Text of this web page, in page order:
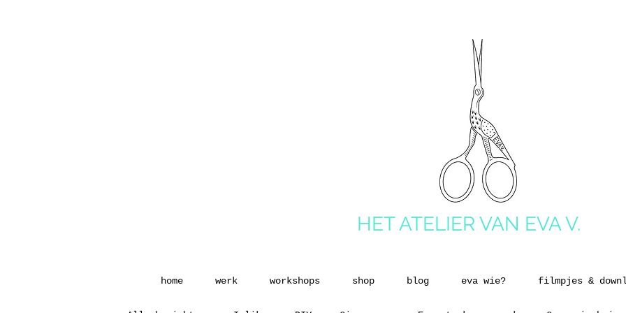
HET ATELIER VAN EVA V.
home werk workshops shop blog eva wie? filmpjes &